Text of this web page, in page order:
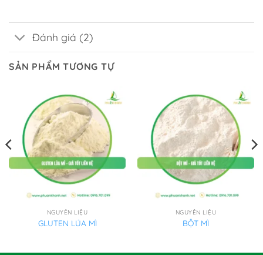
Đánh giá (2)
SẢN PHẨM TƯƠNG TỰ
NGUYÊN LIỆU
GLUTEN LÚA MÌ
NGUYÊN LIỆU
BỘT MÌ